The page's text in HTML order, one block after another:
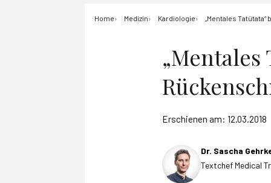
Home Medizin Kardiologie „Mentales
Erschienen am: 12.03.2018
Dr. Sascha
Textchef Medical